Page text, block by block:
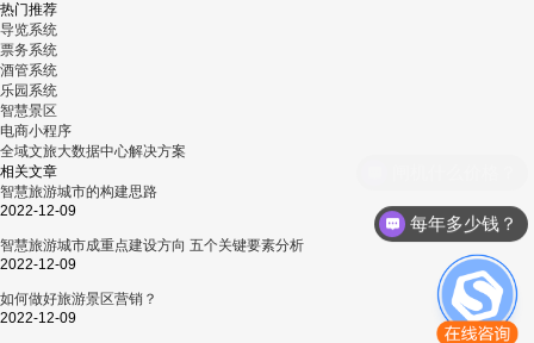
热门推荐
导览系统
票务系统
酒管系统
乐园系统
智慧景区
电商小程序
全域文旅大数据中心解决方案
相关文章
智慧旅游城市的构建思路
2022-12-09
智慧旅游城市成重点建设方向 五个关键要素分析
2022-12-09
如何做好旅游景区营销？
2022-12-09
每年多少钱？